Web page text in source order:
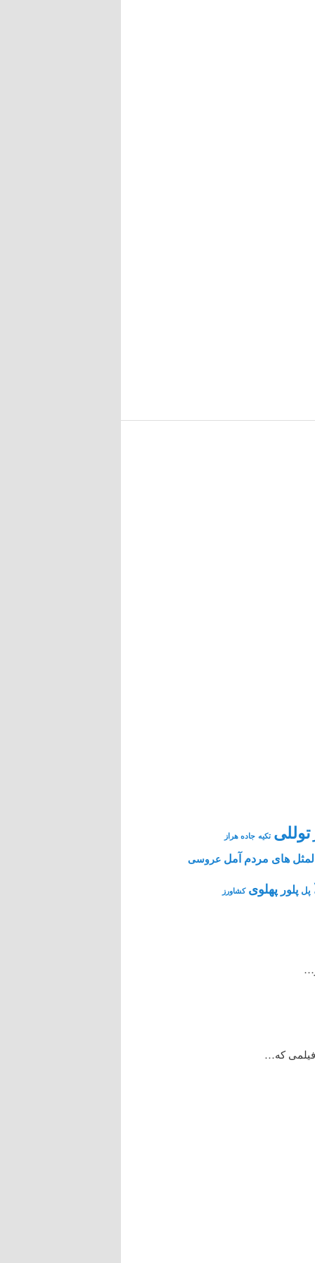
توللی تکیه جاده هراز
های مردم آمل عروسی
پل پلور پهلوی کشاورز
فیلمی که…